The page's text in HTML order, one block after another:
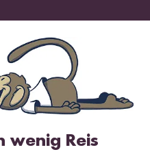
wenig Reis